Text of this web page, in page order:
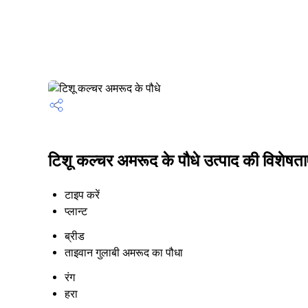
टिशू कल्चर अमरूद के पौधे उत्पाद की
टाइप करें
प्लान्ट
ब्रीड
ताइवान गुलाबी अमरूद का पौधा
रंग
हरा